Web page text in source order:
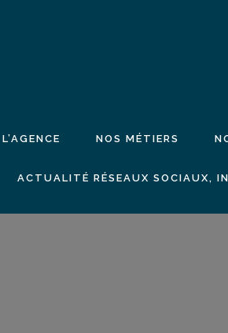
L’AGENCE NOS MÉTIERS
ACTUALITÉ RÉSEAUX SOCIAUX,